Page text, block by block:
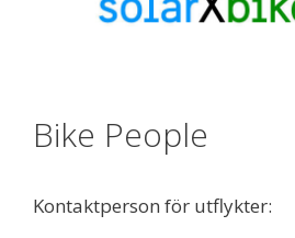
Bike People
Kontaktperson för utflykter: